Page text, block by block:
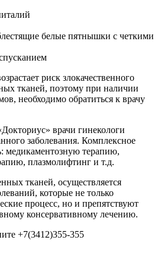
белые пятнышки с четкими
риск злокачественного
тканей, поэтому при наличии
необходимо обратиться к врачу
врачи гинекологи
заболевания. Комплексное
медикаментозную терапию,
плазмолифтинг и т.д.
тканей, осуществляется
которые не только
процесс, но и препятствуют
консервативному лечению.
+7(3412)355-355